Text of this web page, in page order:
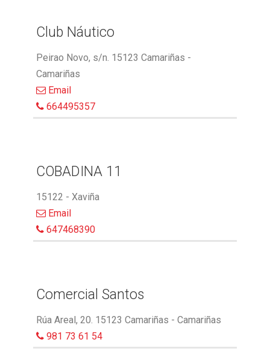
Club Náutico
Peirao Novo, s/n. 15123 Camariñas -
Camariñas
Email
664495357
COBADINA 11
15122 - Xaviña
Email
647468390
Comercial Santos
Rúa Areal, 20. 15123 Camariñas - Camariñas
981 73 61 54